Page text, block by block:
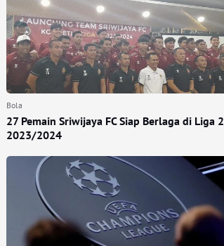
Bola
27 Pemain Sriwijaya FC Siap Berlaga di Liga 2
2023/2024